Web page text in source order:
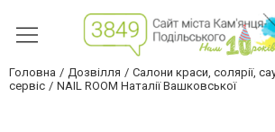
Головна Дозвілля Салони краси, солярії,
сервіс
NAIL ROOM Наталії Вашковської